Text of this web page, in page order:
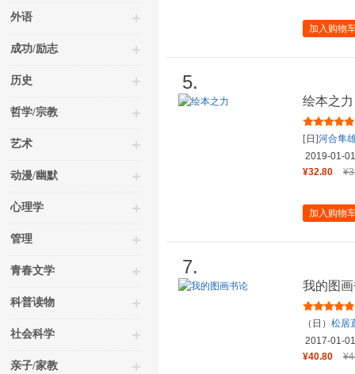
外语
成功/励志
历史
哲学/宗教
艺术
动漫/幽默
心理学
管理
青春文学
科普读物
社会科学
亲子/家教
加入购物
5.
绘本之力
[日]河合隼
2019-01-01
¥32.80
加入购物
7.
我的图
（日） 松居
2017-01-01
¥40.80